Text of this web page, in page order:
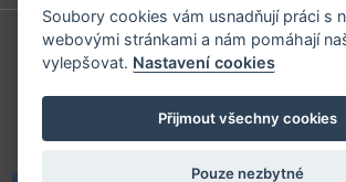
Příhlášení | Registrace
Kontaktní informace
Mapa stránek
Soubory cookies vám usnadňují práci s
webovými stránkami a nám pomáhají
vylepšovat. Nastavení cookies
Přijmout všechny cookies
Pouze nezbytné